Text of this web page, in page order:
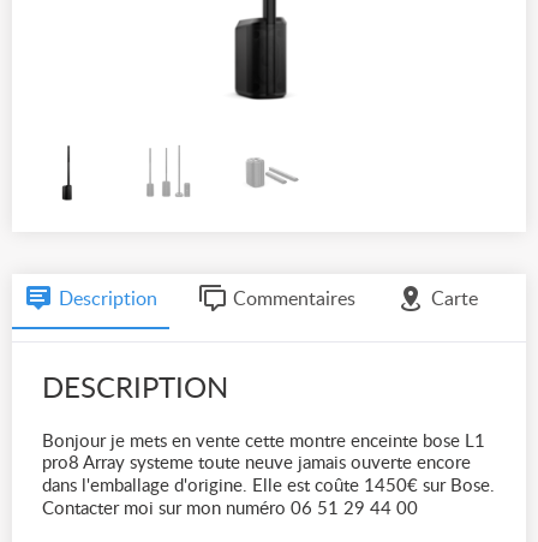
Description Commentaires Carte
DESCRIPTION
Bonjour je mets en vente cette montre enceinte bose L1
pro8 Array systeme toute neuve jamais ouverte encore
dans l'emballage d'origine. Elle est coûte 1450€ sur Bose.
Contacter moi sur mon numéro 06 51 29 44 00